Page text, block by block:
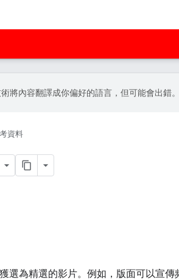
將內容翻譯成你偏好的語言，但可能會出錯。
資料
選為精選的影片。例如，版面可以宣